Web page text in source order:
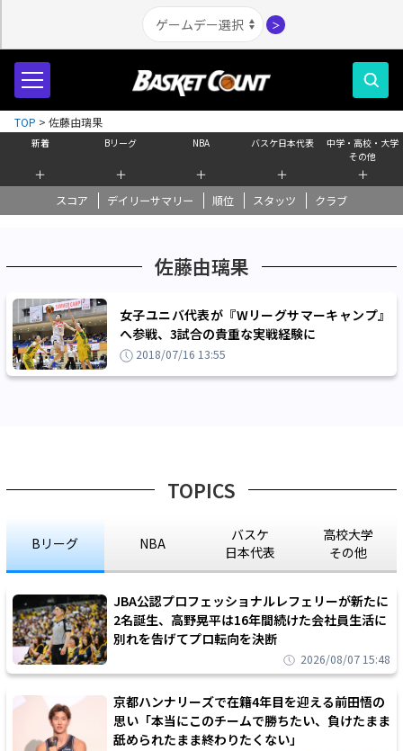
＞
新着
＋
Bリーグ
＋
NBA
＋
バスケ日本代表
＋
中学・高校・大学
その他
＋
スコア デイリーサマリー 順位 スタッツ クラブ
TOP > 佐藤由璃果
佐藤由璃果
女子ユニバ代表が『Wリーグサマーキャンプ』
へ参戦、3試合の貴重な実戦経験に
2018/07/16 13:55
TOPICS
Bリーグ NBA
バスケ
日本代表
高校大学
その他
JBA公認プロフェッショナルレフェリーが新たに
2名誕生、高野晃平は16年間続けた会社員生活に
別れを告げてプロ転向を決断
2026/08/07 15:48
京都ハンナリーズで在籍4年目を迎える前田悟の
思い「本当にこのチームで勝ちたい、負けたまま
舐められたまま終わりたくない」